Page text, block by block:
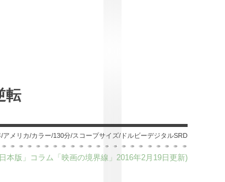
転
/アメリカ/カラー/130分/スコープサイズ/ドルビーデジタルSRD
本版」コラム「映画の境界線」2016年2月19日更新)